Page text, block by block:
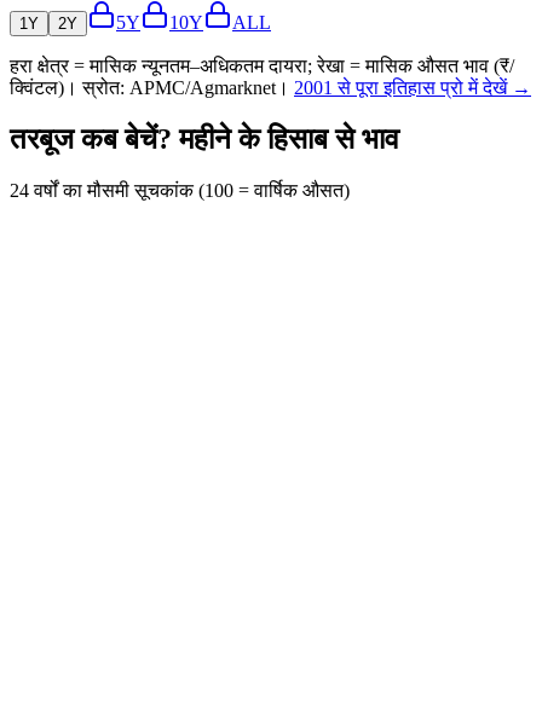
1Y 2Y 5Y 10Y ALL
हरा क्षेत्र = मासिक न्यूनतम–अधिकतम दायरा; रेखा = मासिक औसत भाव (₹/
क्विंटल)। स्रोत: APMC/Agmarknet। 2001 से पूरा इतिहास प्रो में देखें →
तरबूज कब बेचें? महीने के हिसाब से भाव
24 वर्षों का मौसमी सूचकांक (100 = वार्षिक औसत)